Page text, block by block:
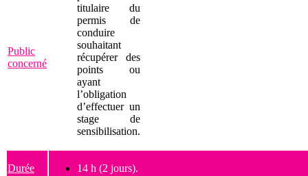
Public
concerné
titulaire du
permis de
conduire
souhaitant
récupérer des
points ou
ayant
l’obligation
d’effectuer un
stage de
sensibilisation.
Durée 14 h (2 jours).